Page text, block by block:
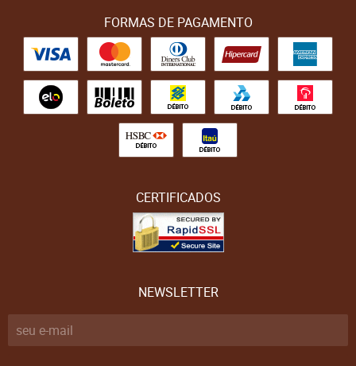
FORMAS DE PAGAMENTO
CERTIFICADOS
NEWSLETTER